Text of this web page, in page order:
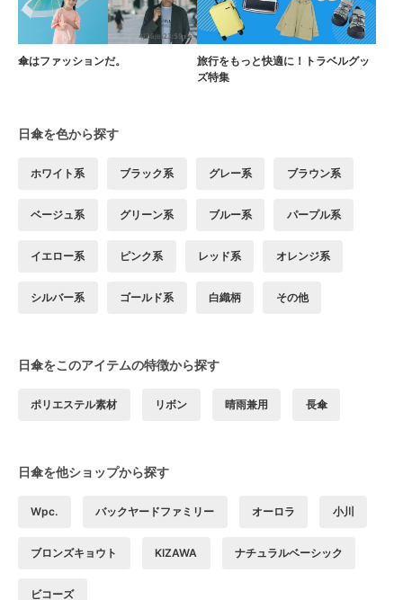
傘はファッションだ。
旅行をもっと快適に！トラベルグッ
ズ特集
日傘を色から探す
ホワイト系 ブラック系 グレー系 ブラウン系
ベージュ系 グリーン系 ブルー系 パープル系
イエロー系 ピンク系 レッド系 オレンジ系
シルバー系 ゴールド系 白織柄 その他
日傘をこのアイテムの特徴から探す
ポリエステル素材 リボン 晴雨兼用 長傘
日傘を他ショップから探す
Wpc. バックヤードファミリー オーロラ 小川
ブロンズキョウト KIZAWA ナチュラルベーシック
ビコーズ